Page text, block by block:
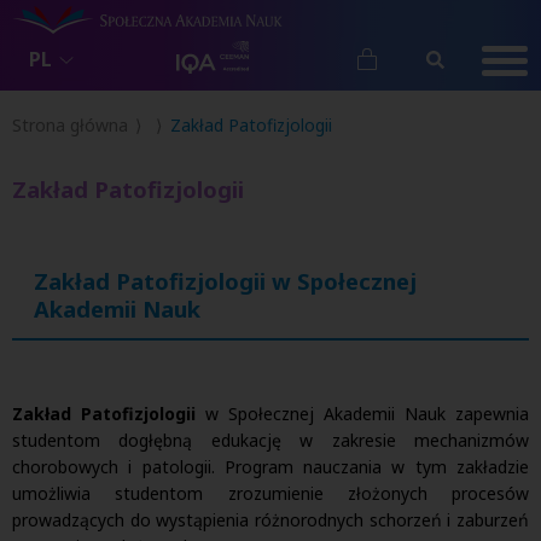
PL
Strona główna Zakład Patofizjologii
Zakład Patofizjologii
Zakład Patofizjologii w Społecznej
Akademii Nauk
Zakład Patofizjologii w Społecznej Akademii Nauk zapewnia
studentom dogłębną edukację w zakresie mechanizmów
chorobowych i patologii. Program nauczania w tym zakładzie
umożliwia studentom zrozumienie złożonych procesów
prowadzących do wystąpienia różnorodnych schorzeń i zaburzeń